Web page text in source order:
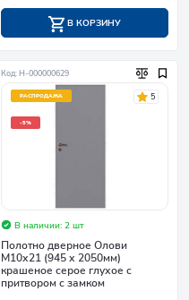
В КОРЗИНУ
Код: Н-000000629
РАСПРОДАЖА
-5%
5
В наличии: 2 шт
Полотно дверное Олови
М10х21 (945 х 2050мм)
крашеное серое глухое с
притвором с замком